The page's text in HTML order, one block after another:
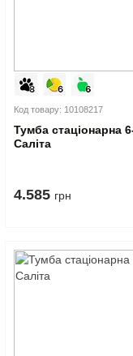
Код товару: 10108217
Тумба стаціонарна
Саліта
4.585 грн